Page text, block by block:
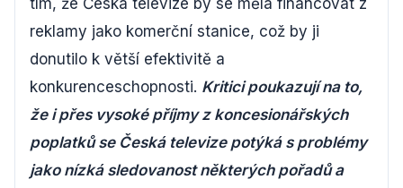
tím, že Česká televize by se měla financovat z
reklamy jako komerční stanice, což by ji
donutilo k větší efektivitě a
konkurenceschopnosti. Kritici poukazují na to,
že i přes vysoké příjmy z koncesionářských
poplatků se Česká televize potýká s problémy
jako nízká sledovanost některých pořadů a